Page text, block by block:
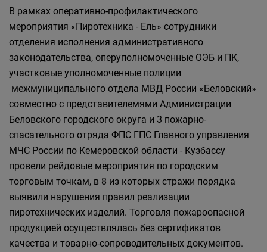
В рамках оперативно-профилактического
мероприятия «Пиротехника - Ель» сотрудники
отделения исполнения административного
законодательства, оперуполномоченные ОЭБ и ПК,
участковые уполномоченные полиции
межмуниципального отдела МВД России «Беловский»
совместно с представителемями Администрации
Беловского городского округа и 3 пожарно-
спасательного отряда ФПС ГПС Главного управления
МЧС России по Кемеровской области - Кузбассу
провели рейдовые мероприятия по городским
торговым точкам, в 8 из которых стражи порядка
выявили нарушения правил реализации
пиротехнических изделий. Торговля пожароопасной
продукцией осуществлялась без сертификатов
качества и товарно-сопроводительных документов.